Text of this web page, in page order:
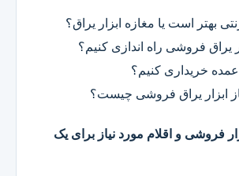
فروشی و اقلام مورد نیاز برای یک